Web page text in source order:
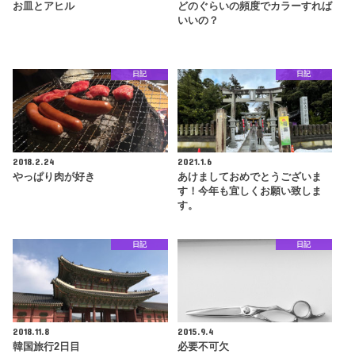
お皿とアヒル
どのぐらいの頻度でカラーすれば
いいの？
日記
2018.2.24
やっぱり肉が好き
日記
2021.1.6
あけましておめでとうございま
す！今年も宜しくお願い致しま
す。
日記
2018.11.8
韓国旅行2日目
日記
2015.9.4
必要不可欠